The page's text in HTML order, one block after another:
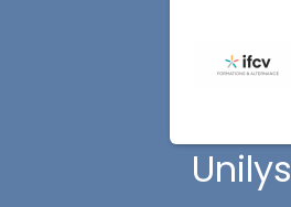
Unilys